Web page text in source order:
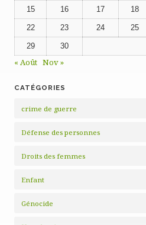
15 16 17 18
22 23 24 25
29 30
« Août Nov »
CATÉGORIES
crime de guerre
Défense des personnes
Droits des femmes
Enfant
Génocide